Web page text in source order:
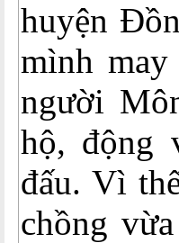
huyện
mình
người
hộ, động
đấu. Vì
chồng